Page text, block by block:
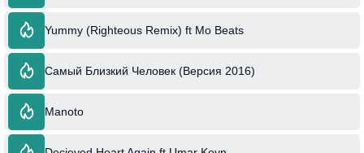
Yummy (Righteous Remix) ft Mo Beats
Самый Близкий Человек (Версия 2016)
Manoto